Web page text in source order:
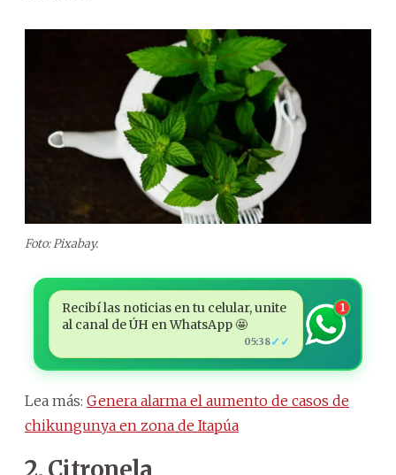
Foto: Pixabay.
Recibí las noticias en tu celular, unite
al canal de ÚH en WhatsApp 🤩
05:38✓✓
1
Lea más: Genera alarma el aumento de casos de
chikungunya en zona de Itapúa